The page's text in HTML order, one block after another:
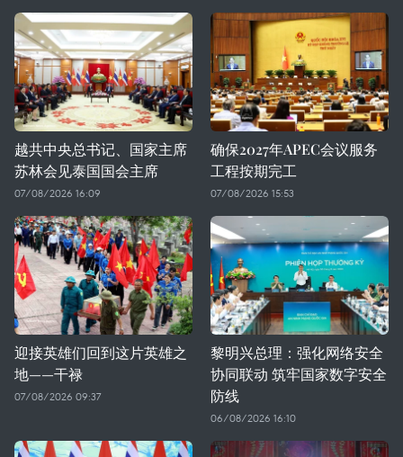
越共中央总书记、国家主席
苏林会见泰国国会主席
07/08/2026 16:09
确保2027年APEC会议服务
工程按期完工
07/08/2026 15:53
迎接英雄们回到这片英雄之
地——干禄
07/08/2026 09:37
黎明兴总理：强化网络安全
协同联动 筑牢国家数字安全
防线
06/08/2026 16:10